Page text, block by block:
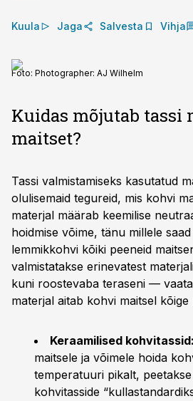
Kuula Jaga Salvesta Vihja
Foto: Photographer: AJ Wilhelm
Kuidas mõjutab tassi
maitset?
Tassi valmistamiseks kasutatud
olulisemaid tegureid, mis kohvi
materjal määrab keemilise
hoidmise võime, tänu millele
lemmikkohvi kõiki peeneid
valmistatakse erinevatest
kuni roostevaba teraseni —
materjal aitab kohvi maitsel
Keraamilised kohvitassid:
maitsele ja võimele hoida
temperatuuri pikalt,
kohvitasside